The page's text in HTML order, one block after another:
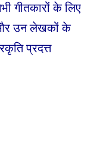
गीतकारों के लिए
और उन लेखकों के
प्रदत्त